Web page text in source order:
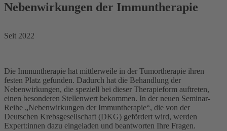
Nebenwirkungen der Immuntherapie
Seit 2022
Die Immuntherapie hat mittlerweile in der Tumortherapie ihren
festen Platz gefunden. Dadurch hat die Behandlung der
Nebenwirkungen, die speziell bei dieser Therapieform auftreten,
einen besonderen Stellenwert bekommen. In der neuen Seminar-
Reihe „Nebenwirkungen der Immuntherapie“, die von der
Deutschen Krebsgesellschaft (DKG) gefördert wird, werden
Expert:innen dazu eingeladen und beantworten Ihre Fragen.